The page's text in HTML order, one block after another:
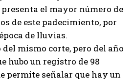
el mayor número de
de este padecimiento, por
de lluvias.
mismo corte, pero del año
hubo un registro de 98
permite señalar que hay un